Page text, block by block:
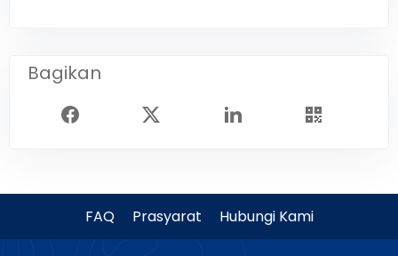
Bagikan
FAQ Prasyarat Hubungi Kami